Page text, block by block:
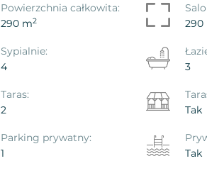
Powierzchnia całkowita:
290 m2
290
Sypialnie:
4
3
Taras:
2
Tak
Parking prywatny:
1
Tak